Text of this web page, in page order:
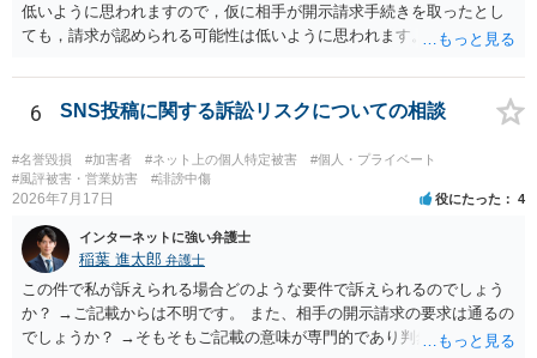
低いように思われますので，仮に相手が開示請求手続きを取ったとし
ても，請求が認められる可能性は低いように思われます。
6 SNS投稿に関する訴訟リスクについての相談
#名誉毀損 #加害者 #ネット上の個人特定被害
#個人・プライベート
#風評被害・営業妨害
#誹謗中傷
2026年7月17日 役にたった 4
インターネットに強い弁護士
稲葉 進太郎 弁護士
この件で私が訴えられる場合どのような要件で訴えられるのでしょう
か？ →ご記載からは不明です。 また、相手の開示請求の要求は通るの
でしょうか？ →そもそもご記載の意味が専門的であり判然としないも